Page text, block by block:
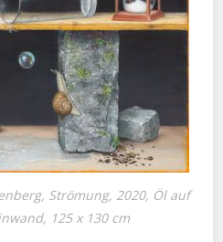
Strömung, 2020, Öl auf
125 x 130 cm